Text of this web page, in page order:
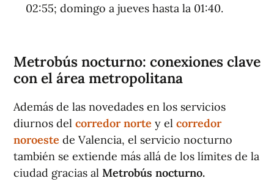
02:55; domingo a jueves hasta la 01:40.
Metrobús nocturno: conexiones clave
con el área metropolitana
Además de las novedades en los servicios
diurnos del corredor norte y el corredor
noroeste de Valencia, el servicio nocturno
también se extiende más allá de los límites de la
ciudad gracias al Metrobús nocturno.